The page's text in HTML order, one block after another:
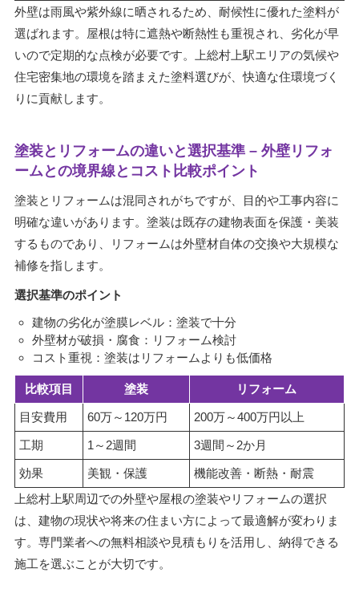
外壁は雨風や紫外線に晒されるため、耐候性に優れた塗料が
選ばれます。屋根は特に遮熱や断熱性も重視され、劣化が早
いので定期的な点検が必要です。上総村上駅エリアの気候や
住宅密集地の環境を踏まえた塗料選びが、快適な住環境づく
りに貢献します。
塗装とリフォームの違いと選択基準 – 外壁リフォ
ームとの境界線とコスト比較ポイント
塗装とリフォームは混同されがちですが、目的や工事内容に
明確な違いがあります。塗装は既存の建物表面を保護・美装
するものであり、リフォームは外壁材自体の交換や大規模な
補修を指します。
選択基準のポイント
建物の劣化が塗膜レベル：塗装で十分
外壁材が破損・腐食：リフォーム検討
コスト重視：塗装はリフォームよりも低価格
比較項目 塗装 リフォーム
目安費用 60万～120万円 200万～400万円以上
工期 1～2週間 3週間～2か月
効果 美観・保護
機能改善・断熱・耐震
上総村上駅周辺での外壁や屋根の塗装やリフォームの選択
は、建物の現状や将来の住まい方によって最適解が変わりま
す。専門業者への無料相談や見積もりを活用し、納得できる
施工を選ぶことが大切です。